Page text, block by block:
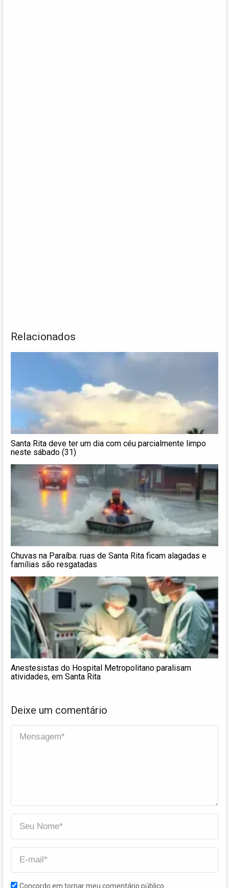
Relacionados
Santa Rita deve ter um dia com céu parcialmente limpo
neste sábado (31)
Chuvas na Paraíba: ruas de Santa Rita ficam alagadas e
famílias são resgatadas
Anestesistas do Hospital Metropolitano paralisam
atividades, em Santa Rita
Deixe um comentário
Concordo em tornar meu comentário público